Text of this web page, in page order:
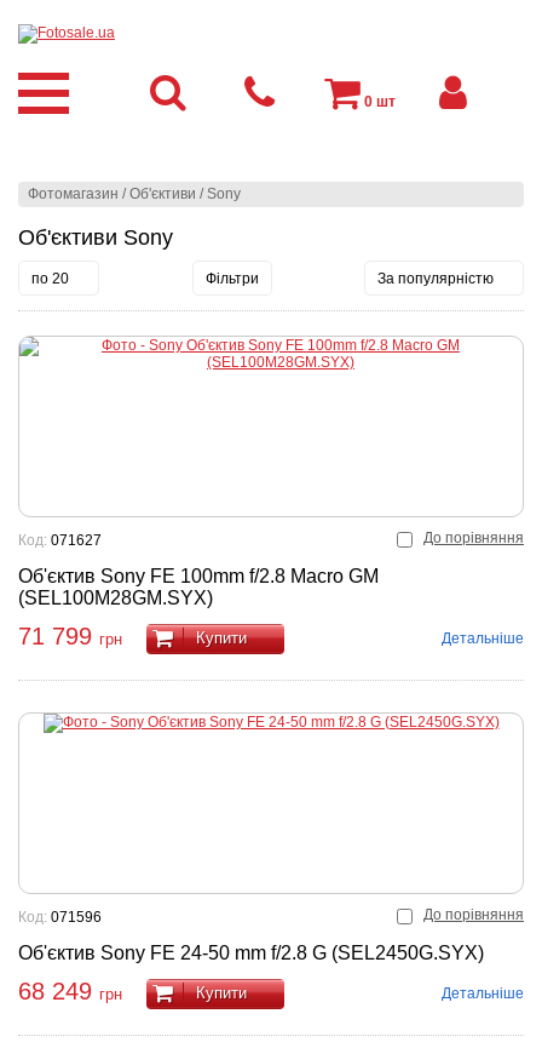
Фотомагазин /Об'єктиви /Sony
Об'єктиви Sony
по 20 Фільтри За популярністю
До порівняння
Об'єктив Sony FE 100mm f/2.8 Macro GM
(SEL100M28GM.SYX)
Код: 071627
71 799 грн Купити Детальніше
До порівняння
Об'єктив Sony FE 24-50 mm f/2.8 G (SEL2450G.SYX)
Код: 071596
68 249 грн Купити Детальніше
0 шт